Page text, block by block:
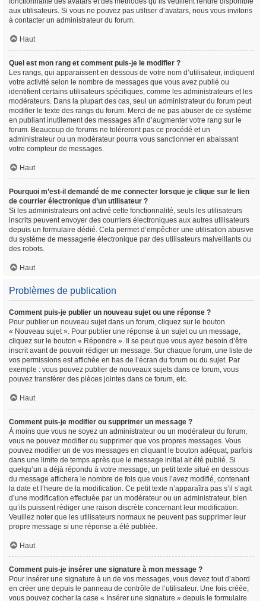
aux utilisateurs. Si vous ne pouvez pas utiliser d’avatars, nous vous invitons
à contacter un administrateur du forum.
Haut
Quel est mon rang et comment puis-je le modifier ?
Les rangs, qui apparaissent en dessous de votre nom d’utilisateur, indiquent
votre activité selon le nombre de messages que vous avez publié ou
identifient certains utilisateurs spécifiques, comme les administrateurs et les
modérateurs. Dans la plupart des cas, seul un administrateur du forum peut
modifier le texte des rangs du forum. Merci de ne pas abuser de ce système
en publiant inutilement des messages afin d’augmenter votre rang sur le
forum. Beaucoup de forums ne toléreront pas ce procédé et un
administrateur ou un modérateur pourra vous sanctionner en abaissant
votre compteur de messages.
Haut
Pourquoi m’est-il demandé de me connecter lorsque je clique sur le lien
de courrier électronique d’un utilisateur ?
Si les administrateurs ont activé cette fonctionnalité, seuls les utilisateurs
inscrits peuvent envoyer des courriers électroniques aux autres utilisateurs
depuis un formulaire dédié. Cela permet d’empêcher une utilisation abusive
du système de messagerie électronique par des utilisateurs malveillants ou
des robots.
Haut
Problèmes de publication
Comment puis-je publier un nouveau sujet ou une réponse ?
Pour publier un nouveau sujet dans un forum, cliquez sur le bouton
« Nouveau sujet ». Pour publier une réponse à un sujet ou un message,
cliquez sur le bouton « Répondre ». Il se peut que vous ayez besoin d’être
inscrit avant de pouvoir rédiger un message. Sur chaque forum, une liste de
vos permissions est affichée en bas de l’écran du forum ou du sujet. Par
exemple : vous pouvez publier de nouveaux sujets dans ce forum, vous
pouvez transférer des pièces jointes dans ce forum, etc.
Haut
Comment puis-je modifier ou supprimer un message ?
À moins que vous ne soyez un administrateur ou un modérateur du forum,
vous ne pouvez modifier ou supprimer que vos propres messages. Vous
pouvez modifier un de vos messages en cliquant le bouton adéquat, parfois
dans une limite de temps après que le message initial ait été publié. Si
quelqu’un a déjà répondu à votre message, un petit texte situé en dessous
du message affichera le nombre de fois que vous l’avez modifié, contenant
la date et l’heure de la modification. Ce petit texte n’apparaîtra pas s’il s’agit
d’une modification effectuée par un modérateur ou un administrateur, bien
qu’ils puissent rédiger une raison discrète concernant leur modification.
Veuillez noter que les utilisateurs normaux ne peuvent pas supprimer leur
propre message si une réponse a été publiée.
Haut
Comment puis-je insérer une signature à mon message ?
Pour insérer une signature à un de vos messages, vous devez tout d’abord
en créer une depuis le panneau de contrôle de l’utilisateur. Une fois créée,
vous pouvez cocher la case « Insérer une signature » depuis le formulaire